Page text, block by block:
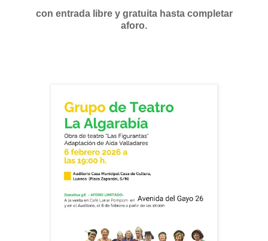
con entrada libre y gratuita hasta completar
aforo.